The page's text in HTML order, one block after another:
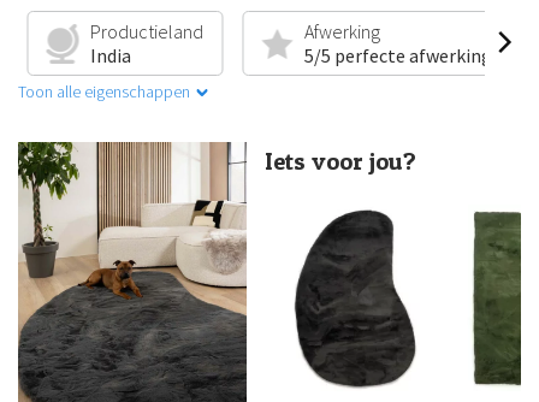
Productieland
India
Afwerking
5/5 perfecte afwerking
Toon alle eigenschappen
Iets voor jou?